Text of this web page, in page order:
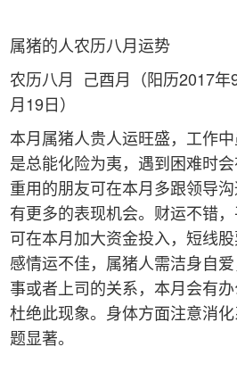
属猪的人农历八月运势
农历八月 己酉月（阳历2017年
月19日）
本月属猪人贵人运旺盛，工作
是总能化险为夷，遇到困难时
重用的朋友可在本月多跟领导
有更多的表现机会。财运不错
可在本月加大资金投入，短线股
感情运不佳，属猪人需洁身自
事或者上司的关系，本月会有
杜绝此现象。身体方面注意消
题显著。